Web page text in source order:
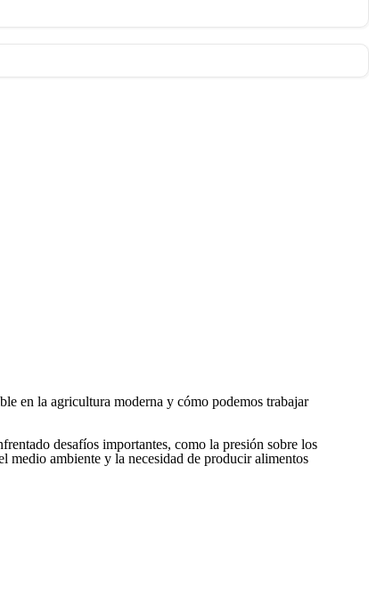
en la agricultura moderna y cómo podemos trabajar
desafíos importantes, como la presión sobre los
medio ambiente y la necesidad de producir alimentos